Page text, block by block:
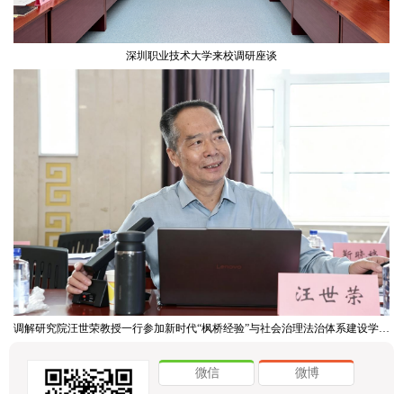
深圳职业技术大学来校调研座谈
调解研究院汪世荣教授一行参加新时代“枫桥经验”与社会治理法治体系建设学术研讨会
微信 微博